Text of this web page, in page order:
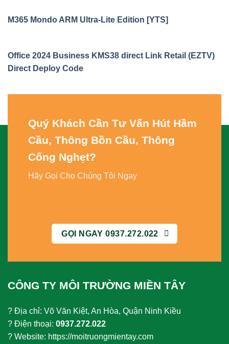
M365 Mondo ARM Ultra-Lite Edition [YTS]
Office 2024 Business KMS38 direct Link Retail (EZTV)
Direct Deploy Code
Quý Khách Cần Tư Vấn Hút Hầm
Cầu, Thông Bồn Cầu, Thông
Cống Nghẹt?
Hãy Gọi Cho Chúng Tôi Ngay
GỌI NGAY 0937.272.022
CÔNG TY MÔI TRƯỜNG MIỀN TÂY
? Địa chỉ: Võ Văn Kiệt, An Hòa, Quận Ninh Kiều
? Điện thoại: 0937.272.022
? Website: https://moitruongmientay.com